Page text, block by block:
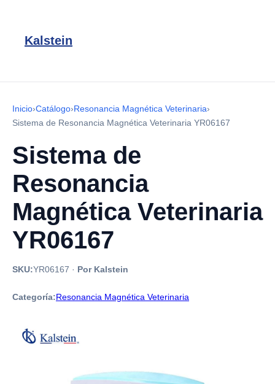
Kalstein
Inicio›Catálogo›Resonancia Magnética Veterinaria›
Sistema de Resonancia Magnética Veterinaria YR06167
Sistema de
Resonancia
Magnética Veterinaria
YR06167
SKU:YR06167 · Por Kalstein
Categoría:Resonancia Magnética Veterinaria